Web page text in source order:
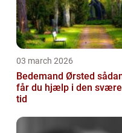
03 march 2026
Bedemand Ørsted sådan
får du hjælp i den svære
tid